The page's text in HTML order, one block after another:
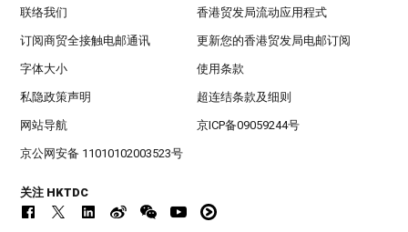
联络我们 香港贸发局流动应用程式
订阅商贸全接触电邮通讯 更新您的香港贸发局电邮订阅
字体大小 使用条款
私隐政策声明 超连结条款及细则
网站导航 京ICP备09059244号
京公网安备 11010102003523号
关注 HKTDC